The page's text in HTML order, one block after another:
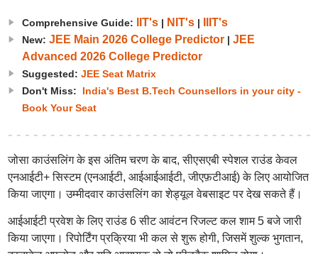
Comprehensive Guide: IIT's| NIT's| IIIT's
New: JEE Main 2026 College Predictor| JEE
Advanced 2026 College Predictor
Suggested: JEE Seat Matrix
Don't Miss: India's Best B.Tech Counsellors in your city -
Book Your Seat
जोसा काउंसलिंग के इस अंतिम चरण के बाद, सीएसएबी स्पेशल राउंड केवल
एनआईटी+ सिस्टम (एनआईटी, आईआईआईटी, जीएफ़टीआई) के लिए आयोजित
किया जाएगा। उम्मीदवार काउंसलिंग का शेड्यूल वेबसाइट पर देख सकते हैं।
आईआईटी प्रवेश के लिए राउंड 6 सीट आवंटन रिजल्ट कल शाम 5 बजे जारी
किया जाएगा। रिपोर्टिंग प्रक्रिया भी कल से शुरू होगी, जिसमें शुल्क भुगतान,